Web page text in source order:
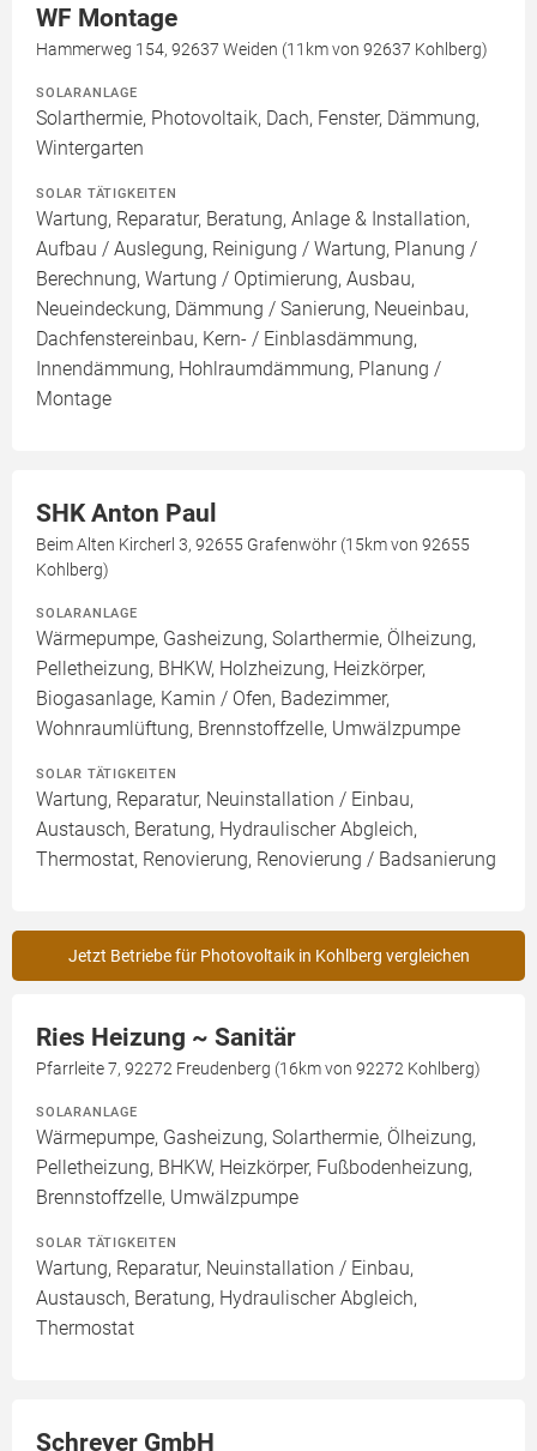
WF Montage
Hammerweg 154, 92637 Weiden (11km von 92637 Kohlberg)
SOLARANLAGE
Solarthermie, Photovoltaik, Dach, Fenster, Dämmung,
Wintergarten
SOLAR TÄTIGKEITEN
Wartung, Reparatur, Beratung, Anlage & Installation,
Aufbau / Auslegung, Reinigung / Wartung, Planung /
Berechnung, Wartung / Optimierung, Ausbau,
Neueindeckung, Dämmung / Sanierung, Neueinbau,
Dachfenstereinbau, Kern- / Einblasdämmung,
Innendämmung, Hohlraumdämmung, Planung /
Montage
SHK Anton Paul
Beim Alten Kircherl 3, 92655 Grafenwöhr (15km von 92655
Kohlberg)
SOLARANLAGE
Wärmepumpe, Gasheizung, Solarthermie, Ölheizung,
Pelletheizung, BHKW, Holzheizung, Heizkörper,
Biogasanlage, Kamin / Ofen, Badezimmer,
Wohnraumlüftung, Brennstoffzelle, Umwälzpumpe
SOLAR TÄTIGKEITEN
Wartung, Reparatur, Neuinstallation / Einbau,
Austausch, Beratung, Hydraulischer Abgleich,
Thermostat, Renovierung, Renovierung / Badsanierung
Jetzt Betriebe für Photovoltaik in Kohlberg vergleichen
Ries Heizung ~ Sanitär
Pfarrleite 7, 92272 Freudenberg (16km von 92272 Kohlberg)
SOLARANLAGE
Wärmepumpe, Gasheizung, Solarthermie, Ölheizung,
Pelletheizung, BHKW, Heizkörper, Fußbodenheizung,
Brennstoffzelle, Umwälzpumpe
SOLAR TÄTIGKEITEN
Wartung, Reparatur, Neuinstallation / Einbau,
Austausch, Beratung, Hydraulischer Abgleich,
Thermostat
Schreyer GmbH